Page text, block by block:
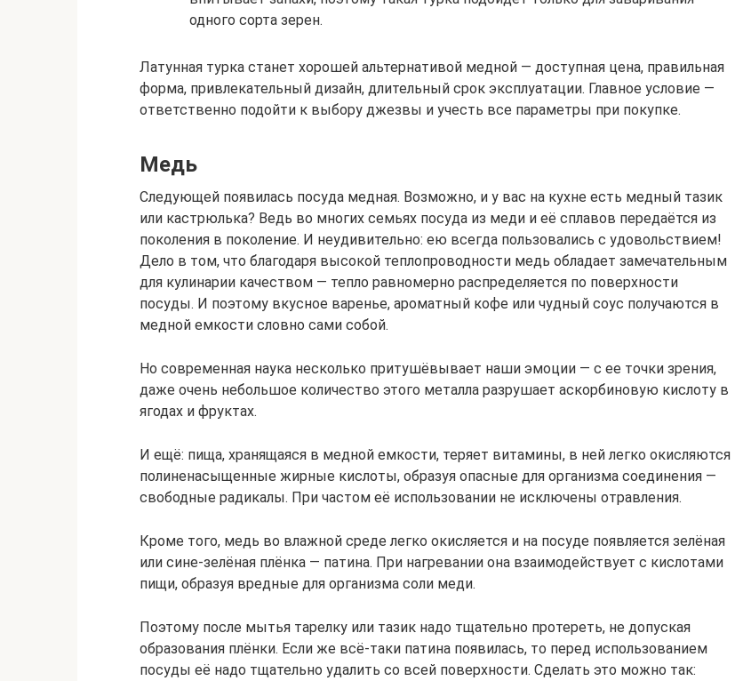
одного сорта зерен.
Латунная турка станет хорошей альтернативой медной — доступная цена, правильная
форма, привлекательный дизайн, длительный срок эксплуатации. Главное условие —
ответственно подойти к выбору джезвы и учесть все параметры при покупке.
Медь
Следующей появилась посуда медная. Возможно, и у вас на кухне есть медный тазик
или кастрюлька? Ведь во многих семьях посуда из меди и её сплавов передаётся из
поколения в поколение. И неудивительно: ею всегда пользовались с удовольствием!
Дело в том, что благодаря высокой теплопроводности медь обладает замечательным
для кулинарии качеством — тепло равномерно распределяется по поверхности
посуды. И поэтому вкусное варенье, ароматный кофе или чудный соус получаются в
медной емкости словно сами собой.
Но современная наука несколько притушёвывает наши эмоции — с ее точки зрения,
даже очень небольшое количество этого металла разрушает аскорбиновую кислоту в
ягодах и фруктах.
И ещё: пища, хранящаяся в медной емкости, теряет витамины, в ней легко окисляются
полиненасыщенные жирные кислоты, образуя опасные для организма соединения —
свободные радикалы. При частом её использовании не исключены отравления.
Кроме того, медь во влажной среде легко окисляется и на посуде появляется зелёная
или сине-зелёная плёнка — патина. При нагревании она взаимодействует с кислотами
пищи, образуя вредные для организма соли меди.
Поэтому после мытья тарелку или тазик надо тщательно протереть, не допуская
образования плёнки. Если же всё-таки патина появилась, то перед использованием
посуды её надо тщательно удалить со всей поверхности. Сделать это можно так: